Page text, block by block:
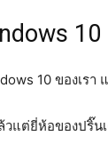
10
10 ของเรา
แต่ยี่ห้อของปริ๊นเ